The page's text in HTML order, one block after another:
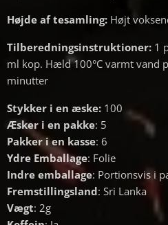
Højde af tesamling: Højt
Tilberedningsinstruktioner: 1
ml kop. Hæld 100°C varmt vand
minutter
Stykker i en æske: 100
Æsker i en pakke: 5
Pakker i en kasse: 6
Ydre Emballage: Folie
Indre emballage: Portionsvis i
Fremstillingsland: Sri Lanka
Vægt: 2g